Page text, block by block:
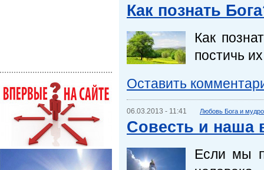
Как познать
Как
постичь
Оставить
06.03.2013 - 11:41 Любовь Бога и
Совесть и наша
Если мы